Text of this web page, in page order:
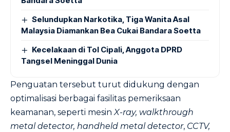
Selundupkan Narkotika, Tiga Wanita Asal
Malaysia Diamankan Bea Cukai Bandara Soetta
Kecelakaan di Tol Cipali, Anggota DPRD
Tangsel Meninggal Dunia
Penguatan tersebut turut didukung dengan
optimalisasi berbagai fasilitas pemeriksaan
keamanan, seperti mesinX-ray, walkthrough
metal detector, handheld metaldetector, CCTV,